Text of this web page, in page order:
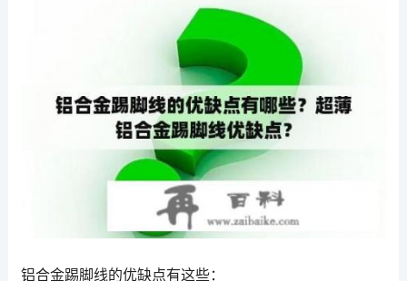
铝合金踢脚线的优缺点有这些：